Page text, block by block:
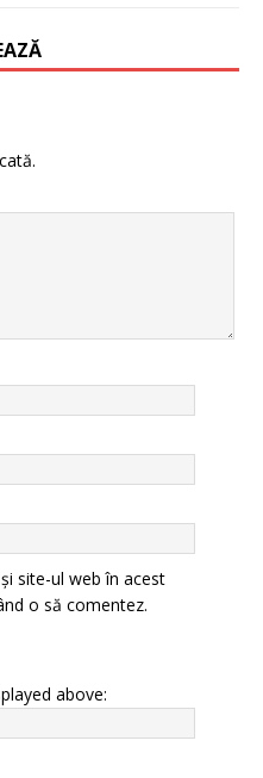
site-ul web în acest
o să comentez.
above: